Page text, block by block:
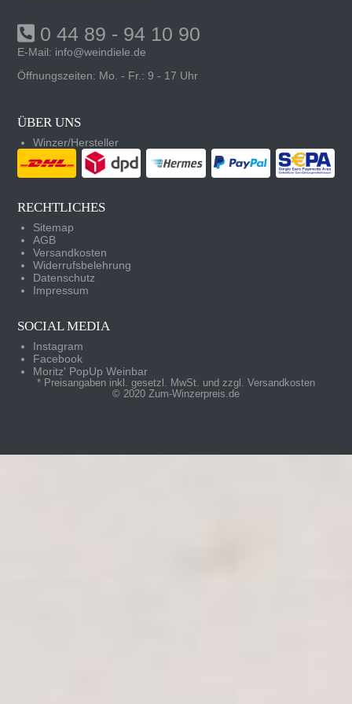
0 44 89 - 94 10 90
E-Mail: info@weindiele.de
Öffnungszeiten: Mo. - Fr.: 9 - 17 Uhr
ÜBER UNS
Winzer/Hersteller
RECHTLICHES
Sitemap
AGB
Versandkosten
Widerrufsbelehrung
Datenschutz
Impressum
SOCIAL MEDIA
Instagram
Facebook
Moritz' PopUp Weinbar
* Preisangaben inkl. gesetzl. MwSt. und zzgl. Versandkosten
© 2020 Zum-Winzerpreis.de